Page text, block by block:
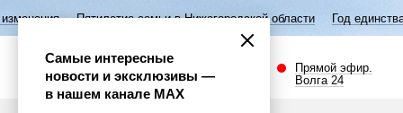
семьи в Нижегородской области Год единства народов
Прямой эфир.
Волга 24
Самые интересные
новости и эксклюзивы —
в нашем канале МАХ